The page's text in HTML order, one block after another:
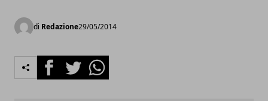
di Redazione29/05/2014
FacebookTwitterWhatsapp